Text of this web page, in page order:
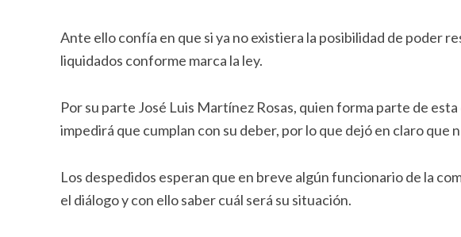
Ante ello confía en que si ya no existiera la posibilidad de poder
liquidados conforme marca la ley.
Por su parte José Luis Martínez Rosas, quien forma parte de
impedirá que cumplan con su deber, por lo que dejó en claro que
Los despedidos esperan que en breve algún funcionario de la
el diálogo y con ello saber cuál será su situación.